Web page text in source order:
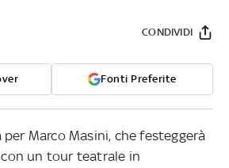
Fonti Preferite
CONDIVIDI
Marco Masini, che festeggerà
un tour teatrale in